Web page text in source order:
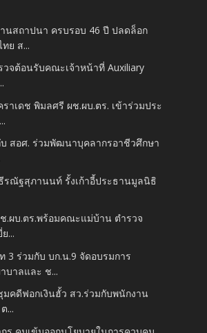
นสถาปนา ครบรอบ 46 ปี ปลดล็อก
ทย ส...
จต้อนรับคณะเจ้าหน้าที่ Auxiliary
ราเดช พิมลศรี ผช.ผบ.ตร. เข้าร่วมประ
สอศ. ร่วมพัฒนาบุคลากรอาชีวศึกษา
รณัฐสุภานนท์ รั้งเก้าอี้ประธานมูลนิธิ
.ผบ.ตร.พร้อมคณะแม่บ้าน ตำรวจ
...
3 ร่วมกับ บก.น.9 จัดอบรมการ
บาลและ ช...
มคดีฟอกเงินฮั้ว สว.ร่วมกับพนักงาน
...